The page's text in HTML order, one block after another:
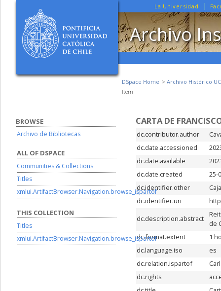
La Universidad
Archivo
DSpace Home
Archivo Histórico UC
Item
CARTA DE
dc.contributor.author
dc.date.accessioned
dc.date.available
dc.date.created
25-
dc.identifier.other
dc.identifier.uri
dc.description.abstract
de
dc.format.extent
1
dc.language.iso
es
dc.relation.ispartof
dc.rights
BROWSE
Archivo de Bibliotecas
ALL OF DSPACE
Communities & Collections
Titles
xmlui.ArtifactBrowser.Navigation.browse_ispartof
THIS COLLECTION
Titles
xmlui.ArtifactBrowser.Navigation.browse_ispartof